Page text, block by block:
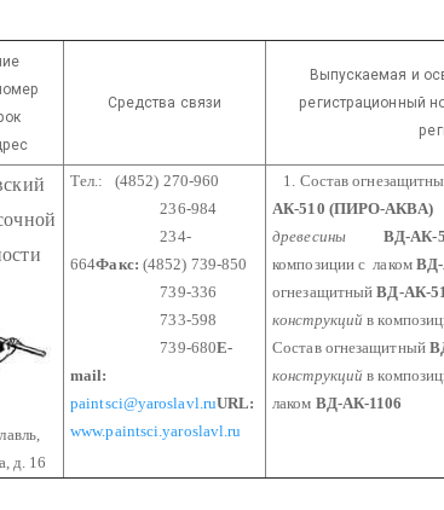
Средства связи
Выпускаемая и
регистрационный
д. 16
Тел.: (4852) 270-960
236-984
234-
664Факс: (4852) 739-850
739-336
733-598
739-680E-
mail:
paintsci@yaroslavl.ruURL:
www.paintsci.yaroslavl.ru
1. Состав
АК-510 (ПИРО-АКВА)
древесиныВД-АК-
композиции с лакомВД-
огнезащитныйВД-АК-
конструкций в
Состав огнезащитный
конструкций в
лаком ВД-АК-1106